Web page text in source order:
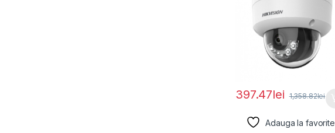
397.47lei 1,358.82lei
Adauga la favorite